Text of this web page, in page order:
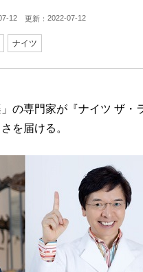
12 更新： 2022-07-12
ナイツ
」の専門家が『ナイツ ザ
を届ける。